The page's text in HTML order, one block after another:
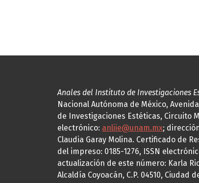
Anales del Instituto de Investigaciones
Nacional Autónoma de México,
de Investigaciones Estéticas, Circuito
electrónico: anliie@unam.mx;
Claudia Garay Molina. Certificado de
del impreso: 0185-1276, ISSN
actualización de este número: Karla
Alcaldía Coyoacán, C.P. 04510,